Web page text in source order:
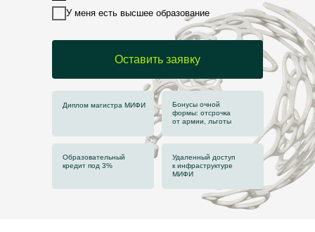
Диплом магистра МИФИ
Бонусы очной
формы: отсрочка
от армии, льготы
Образовательный
кредит под 3%
Удаленный доступ
к инфраструктуре
МИФИ
У меня есть высшее образование
Оставить заявку